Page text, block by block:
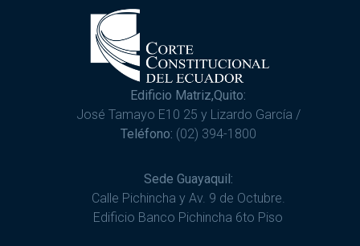
Edificio Matriz,Quito:
José Tamayo E10 25 y Lizardo García /
Teléfono: (02) 394-1800
Sede Guayaquil:
Calle Pichincha y Av. 9 de Octubre.
Edificio Banco Pichincha 6to Piso